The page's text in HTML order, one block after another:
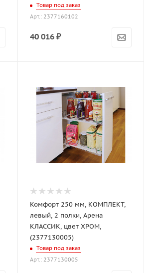
Товар под заказ
Арт.: 2377160102
40 016 ₽
Комфорт 250 мм, КОМПЛЕКТ,
левый, 2 полки, Арена
КЛАССИК, цвет ХРОМ,
(2377130005)
Товар под заказ
Арт.: 2377130005